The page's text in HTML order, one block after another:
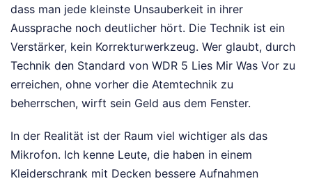
dass man jede kleinste Unsauberkeit in ihrer
Aussprache noch deutlicher hört. Die Technik ist ein
Verstärker, kein Korrekturwerkzeug. Wer glaubt, durch
Technik den Standard von WDR 5 Lies Mir Was Vor zu
erreichen, ohne vorher die Atemtechnik zu
beherrschen, wirft sein Geld aus dem Fenster.
In der Realität ist der Raum viel wichtiger als das
Mikrofon. Ich kenne Leute, die haben in einem
Kleiderschrank mit Decken bessere Aufnahmen